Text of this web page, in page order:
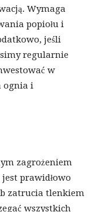
Wymaga
popiołu i
jeśli
regularnie
w
ognia i
zagrożeniem
jest prawidłowo
zatrucia tlenkiem
wszystkich